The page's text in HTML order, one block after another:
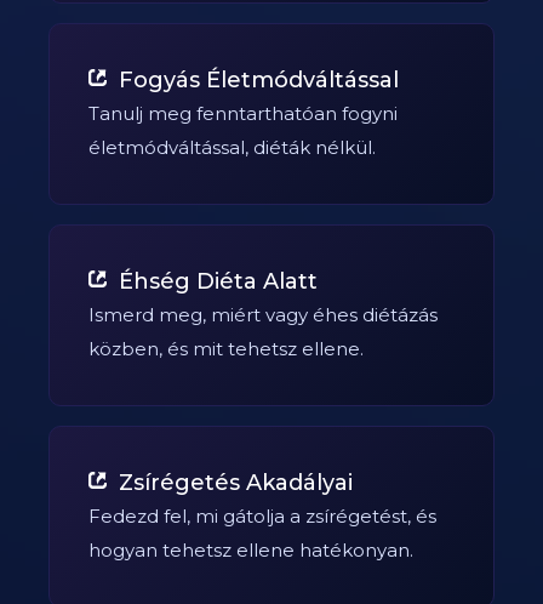
Fogyás Életmódváltással
Tanulj meg fenntarthatóan fogyni
életmódváltással, diéták nélkül.
Éhség Diéta Alatt
Ismerd meg, miért vagy éhes diétázás
közben, és mit tehetsz ellene.
Zsírégetés Akadályai
Fedezd fel, mi gátolja a zsírégetést, és
hogyan tehetsz ellene hatékonyan.